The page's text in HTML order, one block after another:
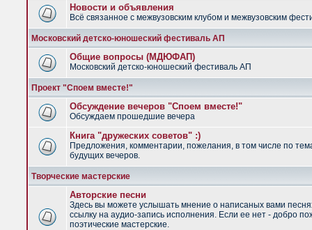
Новости и объявления
Всё связанное с межвузовским клубом и межвузовским
Московский детско-юношеский фестиваль АП
Общие вопросы (МДЮФАП)
Московский детско-юношеский фестиваль АП
Проект "Споем вместе!"
Обсуждение вечеров "Споем вместе!"
Обсуждаем прошедшие вечера
Книга "дружеских советов" :)
Предложения, комментарии, пожелания, в том числе по
будущих вечеров.
Творческие мастерские
Авторские песни
Здесь вы можете услышать мнение о написаных вами
ссылку на аудио-запись исполнения. Если ее нет - добро
поэтические мастерские.